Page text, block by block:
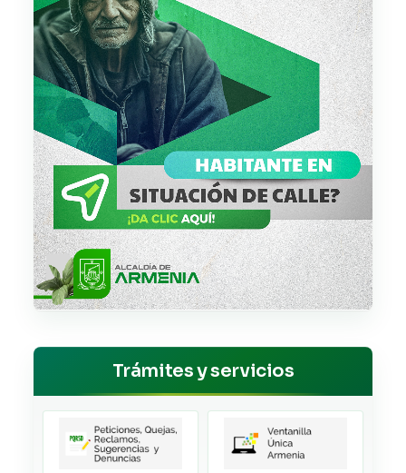
Trámites y servicios